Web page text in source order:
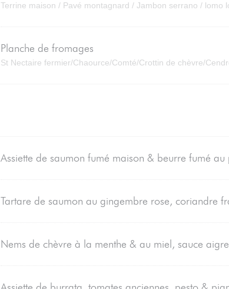
Terrine maison / Pavé montagnard / Jambon serrano / lomo
Planche de fromages
St Nectaire fermier/Chaource/Comté/Crottin de chèvre/
Assiette de saumon fumé maison & beurre fumé au
Tartare de saumon au gingembre rose, coriandre
Nems de chèvre à la menthe & au miel, sauce